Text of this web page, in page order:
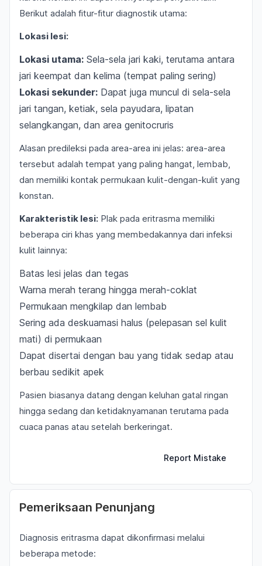
Berikut adalah fitur-fitur diagnostik utama:
Lokasi lesi:
Lokasi utama: Sela-sela jari kaki, terutama antara
jari keempat dan kelima (tempat paling sering)
Lokasi sekunder: Dapat juga muncul di sela-sela
jari tangan, ketiak, sela payudara, lipatan
selangkangan, dan area genitocruris
Alasan predileksi pada area-area ini jelas: area-area
tersebut adalah tempat yang paling hangat, lembab,
dan memiliki kontak permukaan kulit-dengan-kulit yang
konstan.
Karakteristik lesi: Plak pada eritrasma memiliki
beberapa ciri khas yang membedakannya dari infeksi
kulit lainnya:
Batas lesi jelas dan tegas
Warna merah terang hingga merah-coklat
Permukaan mengkilap dan lembab
Sering ada deskuamasi halus (pelepasan sel kulit
mati) di permukaan
Dapat disertai dengan bau yang tidak sedap atau
berbau sedikit apek
Pasien biasanya datang dengan keluhan gatal ringan
hingga sedang dan ketidaknyamanan terutama pada
cuaca panas atau setelah berkeringat.
Report Mistake
Pemeriksaan Penunjang
Diagnosis eritrasma dapat dikonfirmasi melalui
beberapa metode: